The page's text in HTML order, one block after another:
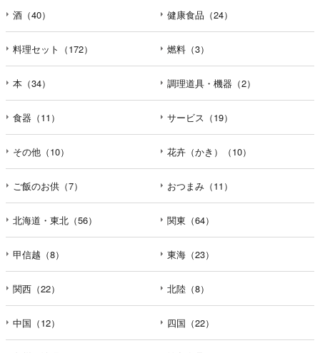
供やご対応等に支障をきたす可能性がございますのでご了
承下さい。
h）弊社は、弊社のウェブサイトへのアクセス状況につい
て、アクセスログ、Cookie（クッキー）等を用いて管理し
ています。これらには、お客様のお名前、ご住所、電話番
号、電子メールアドレスなど、お客様を特定する個人情報
は一切含まれておりません。
個人情報に関する問合わせ窓口
個人情報保護管理者：オペレーション部シニアマネージャ
ー
〒106-0044 東京都港区東麻布一丁目２７番１号 東麻布食
文化ビル４階
ＴＥＬ：050-5213-7688
ＦＡＸ：047-401-6847
酒（40） 健康食品（24）
料理セット（172） 燃料（3）
本（34） 調理道具・機器（2）
食器（11） サービス（19）
その他（10） 花卉（かき）（10）
ご飯のお供（7） おつまみ（11）
北海道・東北（56） 関東（64）
甲信越（8） 東海（23）
関西（22） 北陸（8）
中国（12） 四国（22）